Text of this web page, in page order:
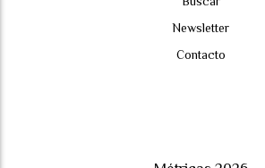
Newsletter
Contacto